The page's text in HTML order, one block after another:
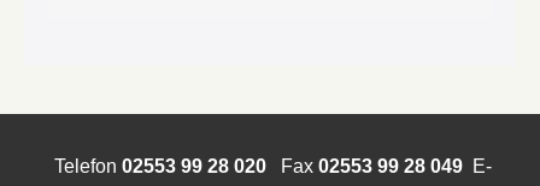
Telefon 02553 99 28 020Fax 02553 99 28 049E-